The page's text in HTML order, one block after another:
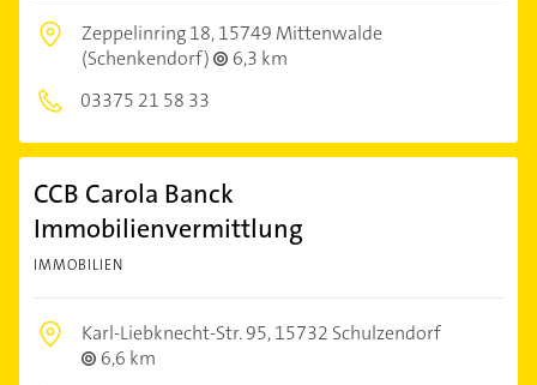
Zeppelinring 18,15749 Mittenwalde
(Schenkendorf)
6,3 km
03375 21 58 33
CCB Carola Banck
Immobilienvermittlung
IMMOBILIEN
Karl-Liebknecht-Str. 95,15732 Schulzendorf
6,6 km